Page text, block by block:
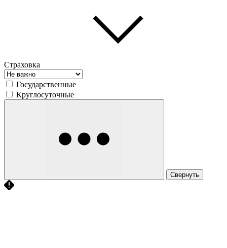
Страховка
Государственные
Круглосуточные
Свернуть